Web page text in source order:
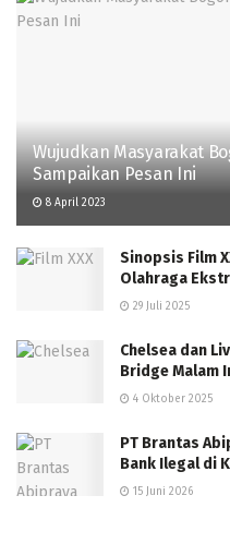
Wujudkan Masyarakat
Sampaikan Pesan Ini
8 April 2023
Sinopsis Film
Olahraga
29 Juli 2025
Chelsea dan
Bridge Malam
4 Oktober 2025
PT Brantas
Bank Ilegal di
15 Juni 2026